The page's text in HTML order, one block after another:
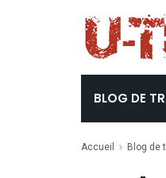
BLOG DE
Accueil Blog de